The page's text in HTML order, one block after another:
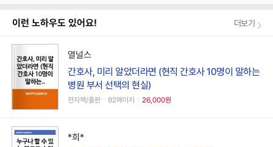
이런 노하우도 있어요! 더보기
열널스
간호사, 미리 알았더라면 (현직 간호사 10명이 말하는
병원 부서 선택의 현실)
전자책/출판ㆍ92페이지ㆍ 26,000원
*희*